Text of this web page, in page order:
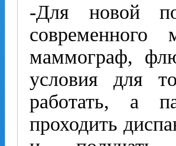
-Для новой
современного
маммограф,
условия для
работать, а
проходить